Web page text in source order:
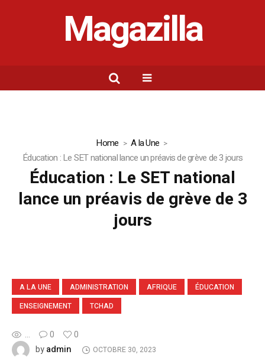
Magazilla
Home
A la Une
Éducation : Le SET national lance un préavis de grève de 3 jours
Éducation : Le SET national
lance un préavis de grève de 3
jours
A LA UNE ADMINISTRATION AFRIQUE
ÉDUCATION
ENSEIGNEMENT
TCHAD
... 0
0
byadmin OCTOBRE 30, 2023